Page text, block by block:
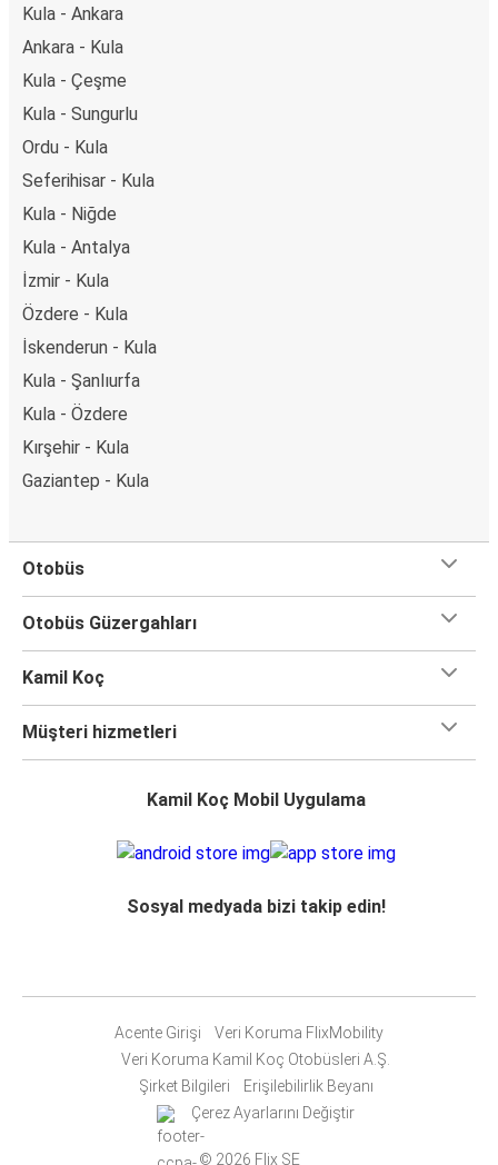
Kula - Ankara
Ankara - Kula
Kula - Çeşme
Kula - Sungurlu
Ordu - Kula
Seferihisar - Kula
Kula - Niğde
Kula - Antalya
İzmir - Kula
Özdere - Kula
İskenderun - Kula
Kula - Şanlıurfa
Kula - Özdere
Kırşehir - Kula
Gaziantep - Kula
Otobüs
Otobüs Güzergahları
Kamil Koç
Müşteri hizmetleri
Kamil Koç Mobil Uygulama
Sosyal medyada bizi takip edin!
Acente Girişi
Veri Koruma FlixMobility
Veri Koruma Kamil Koç Otobüsleri A.Ş.
Şirket Bilgileri
Erişilebilirlik Beyanı
Çerez Ayarlarını Değiştir
© 2026 Flix SE